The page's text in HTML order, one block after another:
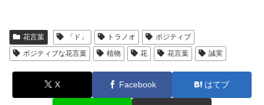
花言葉 「ド」 トラノオ
ポジティブ
ポジティブな花言葉
植物 花 花言葉 誠実
X Facebook はてブ